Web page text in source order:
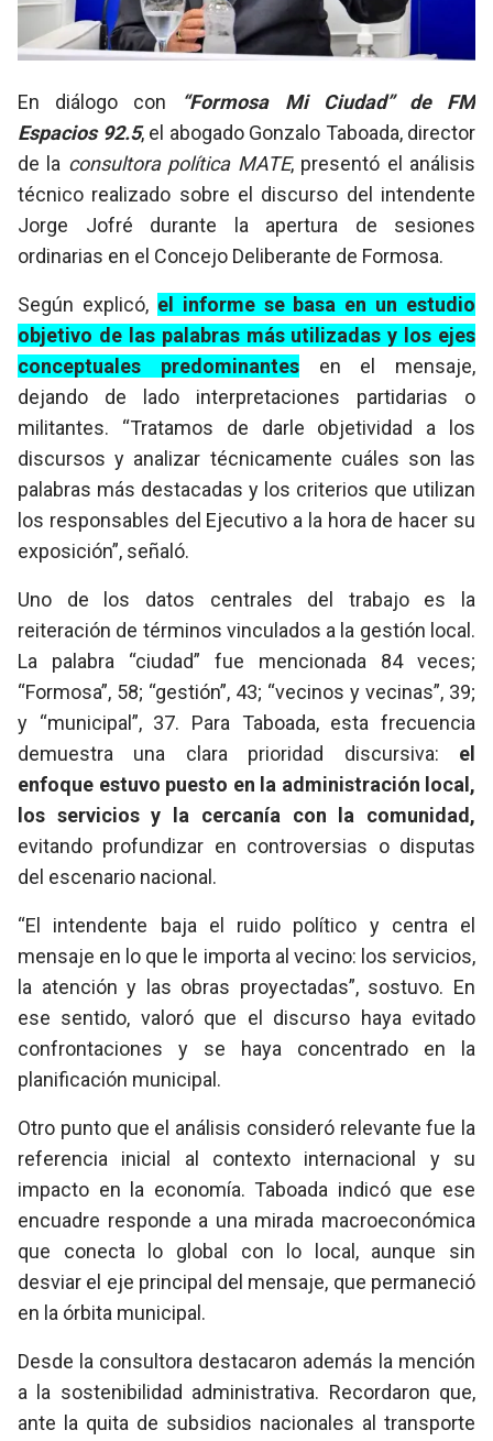
En diálogo con
“Formosa Mi Ciudad” de FM
Espacios 92.5, el abogado Gonzalo Taboada, director
de la consultora política MATE, presentó el análisis
técnico realizado sobre el discurso del intendente
Jorge Jofré durante la apertura de sesiones
ordinarias en el Concejo Deliberante de Formosa.
Según explicó, el informe se basa en un estudio
objetivo de las palabras más utilizadas y los ejes
conceptuales predominantesen el mensaje,
dejando de lado interpretaciones partidarias o
militantes. “Tratamos de darle objetividad a los
discursos y analizar técnicamente cuáles son las
palabras más destacadas y los criterios que utilizan
los responsables del Ejecutivo a la hora de hacer su
exposición”, señaló.
Uno de los datos centrales del trabajo es la
reiteración de términos vinculados a la gestión local.
La palabra “ciudad” fue mencionada 84 veces;
“Formosa”, 58; “gestión”, 43; “vecinos y vecinas”, 39;
y “municipal”, 37. Para Taboada, esta frecuencia
demuestra una clara prioridad discursiva: el
enfoque estuvo puesto en la administración local,
los servicios y la cercanía con la comunidad,
evitando profundizar en controversias o disputas
del escenario nacional.
“El intendente baja el ruido político y centra el
mensaje en lo que le importa al vecino: los servicios,
la atención y las obras proyectadas”, sostuvo. En
ese sentido, valoró que el discurso haya evitado
confrontaciones y se haya concentrado en la
planificación municipal.
Otro punto que el análisis consideró relevante fue la
referencia inicial al contexto internacional y su
impacto en la economía. Taboada indicó que ese
encuadre responde a una mirada macroeconómica
que conecta lo global con lo local, aunque sin
desviar el eje principal del mensaje, que permaneció
en la órbita municipal.
Desde la consultora destacaron además la mención
a la sostenibilidad administrativa. Recordaron que,
ante la quita de subsidios nacionales al transporte